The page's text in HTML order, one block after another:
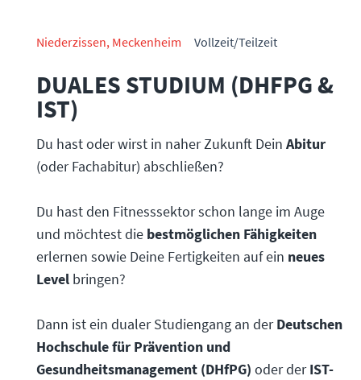
Niederzissen, Meckenheim Vollzeit/Teilzeit
DUALES STUDIUM (DHFPG &
IST)
Du hast oder wirst in naher Zukunft Dein Abitur
(oder Fachabitur) abschließen?
Du hast den Fitnesssektor schon lange im Auge
und möchtest die bestmöglichen Fähigkeiten
erlernen sowie Deine Fertigkeiten auf ein neues
Levelbringen?
Dann ist ein dualer Studiengang an derDeutschen
Hochschule für Prävention und
Gesundheitsmanagement (DHfPG) oder derIST-